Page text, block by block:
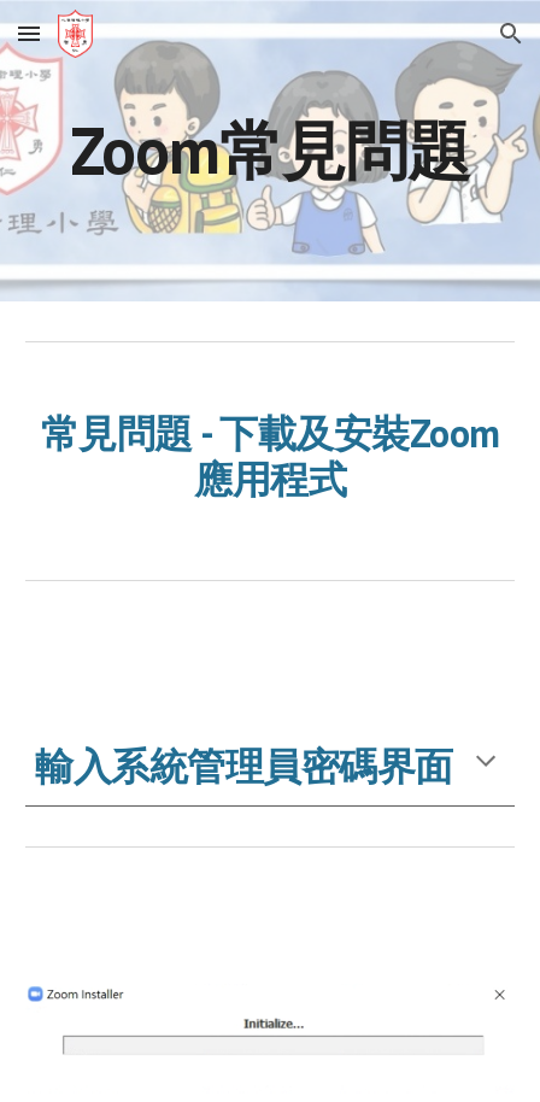
Skip to main content Skip to navigation
Zoom常見問題
常見問題 - 下載及安裝Zoom
應用程式
輸入系統管理員密碼界面